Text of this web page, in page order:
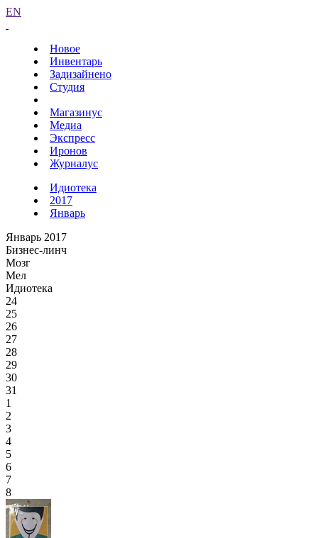
EN
Новое
Инвентарь
Задизайнено
Студия
Магазинус
Медиа
Экспресс
Иронов
Журналус
Идиотека
2017
Январь
Январь 2017
Бизнес-линч
Мозг
Мел
Идиотека
24
25
26
27
28
29
30
31
1
2
3
4
5
6
7
8